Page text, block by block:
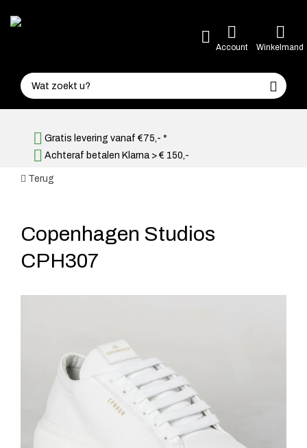
Account Winkelmand
Gratis levering vanaf €75,- *
Achteraf betalen Klarna > € 150,-
Terug
Copenhagen Studios
CPH307